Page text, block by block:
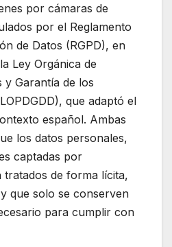
por cámaras de
por el Reglamento
de Datos (RGPD), en
Ley Orgánica de
y Garantía de los
que adaptó el
español. Ambas
los datos personales,
captadas por
tratados de forma lícita,
que solo se conserven
para cumplir con